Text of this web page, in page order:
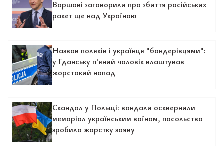
Варшаві заговорили про збиття російських
ракет ще над Україною
Назвав поляків і українця "бандерівцями":
у Гданську п'яний чоловік влаштував
жорстокий напад
Скандал у Польщі: вандали осквернили
меморіал українським воїнам, посольство
зробило жорстку заяву